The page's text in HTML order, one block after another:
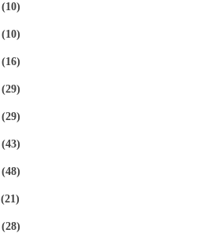
(10)
(10)
(16)
(29)
(29)
(43)
(48)
(21)
(28)